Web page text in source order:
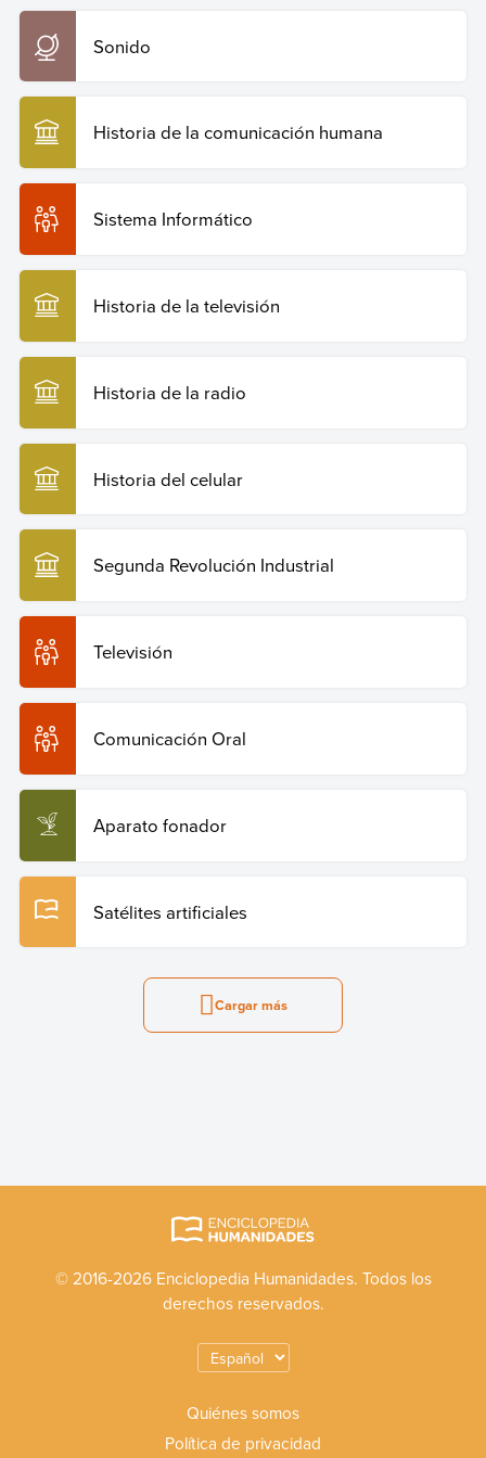
Sonido
Historia de la comunicación humana
Sistema Informático
Historia de la televisión
Historia de la radio
Historia del celular
Segunda Revolución Industrial
Televisión
Comunicación Oral
Aparato fonador
Satélites artificiales
Cargar más
© 2016-2026 Enciclopedia Humanidades. Todos los
derechos reservados.
Quiénes somos
Política de privacidad